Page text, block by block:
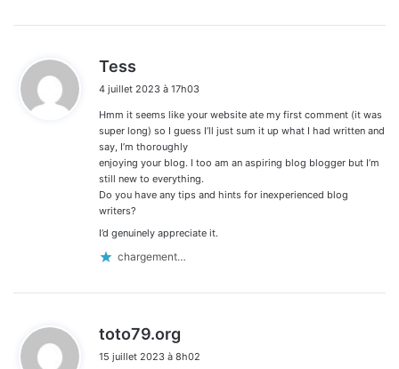
Tess
t
:
4 juillet 2023 à 17h03
Hmm it seems like your website ate my first comment (it was
super long) so I guess I’ll just sum it up what I had written and
say, I’m thoroughly
enjoying your blog. I too am an aspiring blog blogger but I’m
still new to everything.
Do you have any tips and hints for inexperienced blog
writers?
I’d genuinely appreciate it.
chargement…
toto79.org
t
15 juillet 2023 à 8h02